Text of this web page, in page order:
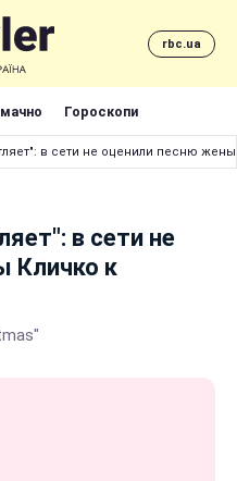
rbc.ua
Гороскопи
в сети не оценили песню
в сети не
Кличко к